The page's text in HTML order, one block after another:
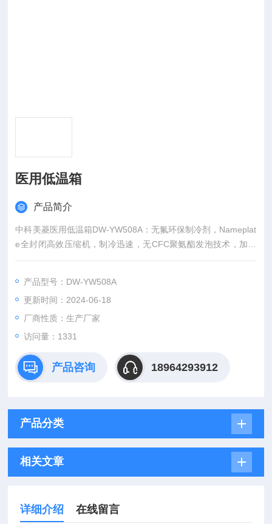
医用低温箱
产品简介
中科美菱医用低温箱DW-YW508A：无氟环保制冷剂，Nameplat
e全封闭高效压缩机，制冷迅速，无CFC聚氨酯发泡技术，加厚
保温层，保温效果好。
产品型号：DW-YW508A
更新时间：2024-06-18
厂商性质：生产厂家
访问量：1331
产品咨询 18964293912
产品分类
相关文章
详细介绍 在线留言